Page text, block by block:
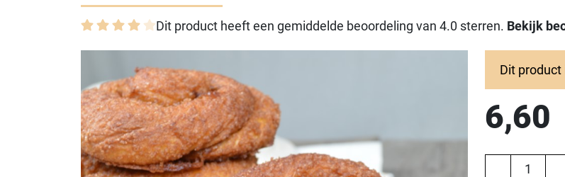
Dit product heeft een gemiddelde beoordeling van 4.0 sterren. Bekijk
Dit
6,60